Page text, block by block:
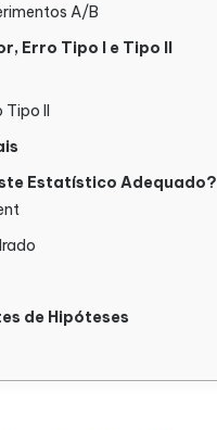
A/B
Erro Tipo I e Tipo II
Tipo II
Estatístico Adequado?
de Hipóteses